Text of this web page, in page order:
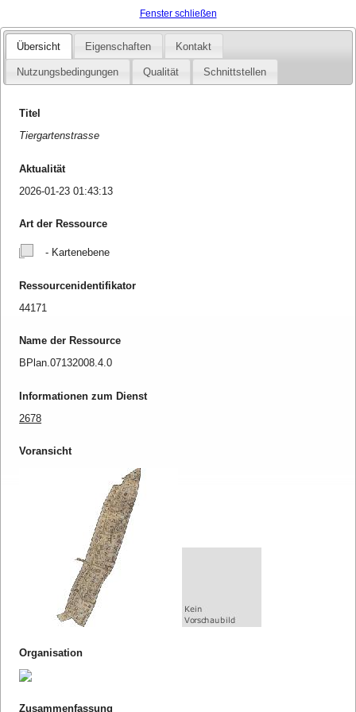
Fenster schließen
Übersicht Eigenschaften Kontakt
Nutzungsbedingungen Qualität Schnittstellen
Titel
Tiergartenstrasse
Aktualität
2026-01-23 01:43:13
Art der Ressource
- Kartenebene
Ressourcenidentifikator
44171
Name der Ressource
BPlan.07132008.4.0
Informationen zum Dienst
2678
Voransicht
Organisation
Zusammenfassung